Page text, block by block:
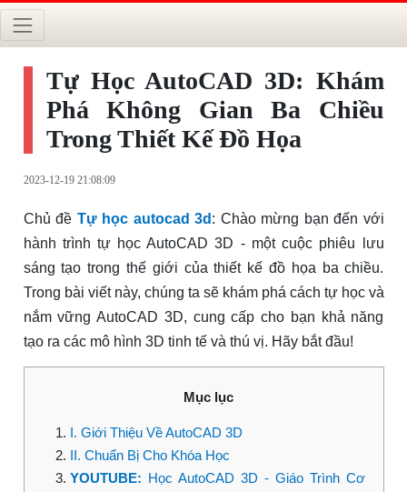
Tự Học AutoCAD 3D: Khám
Phá Không Gian Ba Chiều
Trong Thiết Kế Đồ Họa
2023-12-19 21:08:09
Chủ đề Tự học autocad 3d : Chào mừng bạn đến với
hành trình tự học AutoCAD 3D - một cuộc phiêu lưu
sáng tạo trong thế giới của thiết kế đồ họa ba chiều.
Trong bài viết này, chúng ta sẽ khám phá cách tự học và
nắm vững AutoCAD 3D, cung cấp cho bạn khả năng
tạo ra các mô hình 3D tinh tế và thú vị. Hãy bắt đầu!
Mục lục
I. Giới Thiệu Về AutoCAD 3D
II. Chuẩn Bị Cho Khóa Học
YOUTUBE: Học AutoCAD 3D - Giáo Trình Cơ